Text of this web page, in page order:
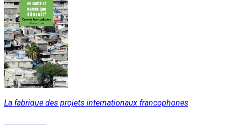
La fabrique des projets internationaux francophones